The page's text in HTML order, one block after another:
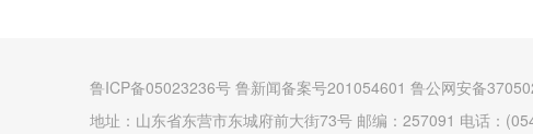
鲁ICP备05023236号 鲁新闻备案号201054601 鲁公网安备
地址：山东省东营市东城府前大街73号 邮编：257091 电话：